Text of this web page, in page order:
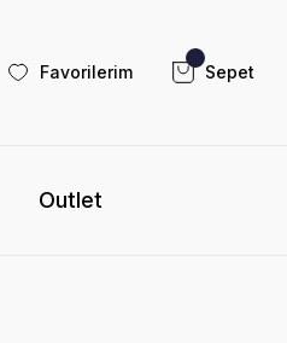
Favorilerim Sepet
Outlet